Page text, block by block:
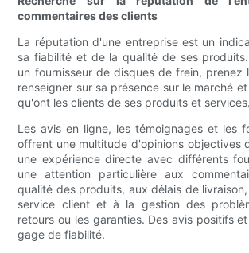
commentaires des clients
La réputation d'une entreprise est un
sa fiabilité et de la qualité de ses
un fournisseur de disques de frein, prenez
renseigner sur sa présence sur le marché
qu'ont les clients de ses produits et services.
Les avis en ligne, les témoignages et les
offrent une multitude d'opinions objectives
une expérience directe avec différents
une attention particulière aux
qualité des produits, aux délais de
service client et à la gestion des
retours ou les garanties. Des avis positifs
gage de fiabilité.